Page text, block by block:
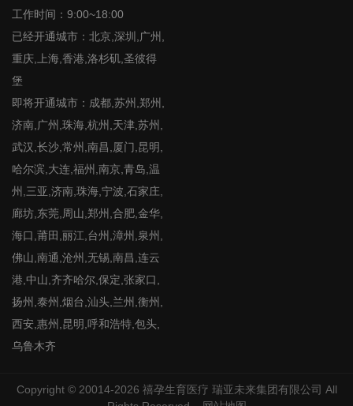
工作时间：9:00~18:00
已经开通城市：北京,深圳,广州,
重庆,上海,香港,洛杉矶,圣彼得
堡
即将开通城市：成都,苏州,郑州,
济南,广州,珠海,杭州,天津,苏州,
武汉,长沙,常州,南昌,厦门,昆明,
哈尔滨,大连,福州,南京,青岛,温
州,三亚,济南,珠海,宁波,石家庄,
廊坊,东莞,周山,郑州,合肥,金华,
海口,莆田,丽江,台州,漳州,泉州,
佛山,南通,沧州,无锡,南昌,连云
港,中山,齐齐哈尔,保定,张家口,
扬州,泰州,烟台,汕头,兰州,衡州,
西安,惠州,昆明,呼和浩特,包头,
乌鲁木齐
Copyright © 20014-2026 禧孕生育医疗 瑞亚未来集团有限公司 All